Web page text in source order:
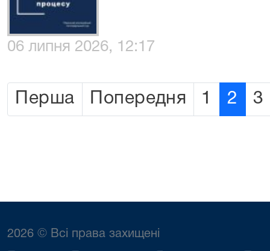
06 липня 2026, 12:17
Перша Попередня 1 2 3
2026 © Всі права захищені